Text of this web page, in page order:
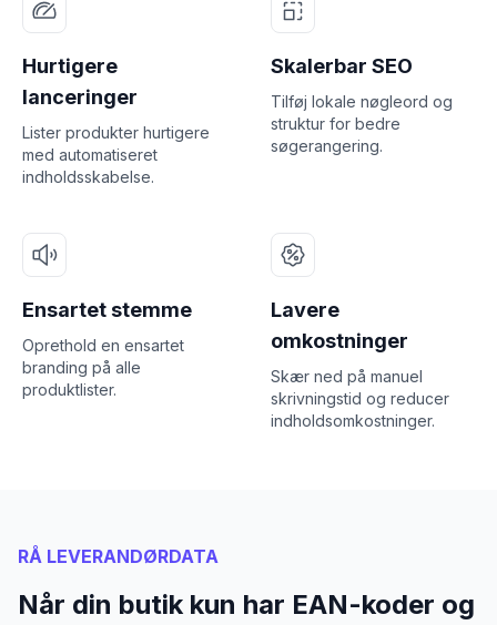
Hurtigere
lanceringer
Lister produkter hurtigere
med automatiseret
indholdsskabelse.
Skalerbar SEO
Tilføj lokale nøgleord og
struktur for bedre
søgerangering.
Ensartet stemme
Oprethold en ensartet
branding på alle
produktlister.
Lavere
omkostninger
Skær ned på manuel
skrivningstid og reducer
indholdsomkostninger.
RÅ LEVERANDØRDATA
Når din butik kun har EAN-koder og